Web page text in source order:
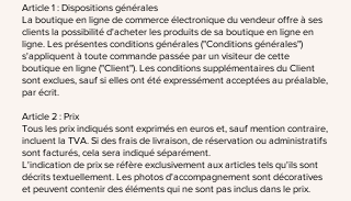
Article 1 : Dispositions générales
La boutique en ligne de commerce électronique du vendeur offre à ses
clients la possibilité d'acheter les produits de sa boutique en ligne en
ligne. Les présentes conditions générales ("Conditions générales")
s'appliquent à toute commande passée par un visiteur de cette
boutique en ligne ("Client"). Les conditions supplémentaires du Client
sont exclues, sauf si elles ont été expressément acceptées au préalable,
par écrit.
Article 2 : Prix
Tous les prix indiqués sont exprimés en euros et, sauf mention contraire,
incluent la TVA. Si des frais de livraison, de réservation ou administratifs
sont facturés, cela sera indiqué séparément.
L'indication de prix se réfère exclusivement aux articles tels qu'ils sont
décrits textuellement. Les photos d'accompagnement sont décoratives
et peuvent contenir des éléments qui ne sont pas inclus dans le prix.